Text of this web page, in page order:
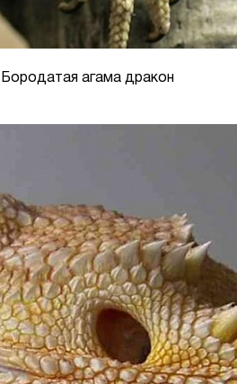
Бородатая агама дракон